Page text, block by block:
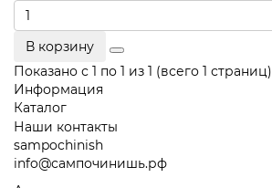
В корзину
Показано с 1 по 1 из 1 (всего 1 страниц)
Информация
Каталог
Наши контакты
sampochinish
info@сампочинишь.рф